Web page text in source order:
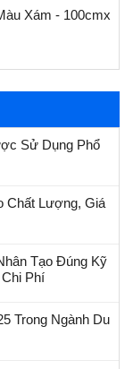
Xám - 100cmx
Sử Dụng Phổ
Chất Lượng, Giá
Tạo Đúng Kỹ
Phí
Trong Ngành Du